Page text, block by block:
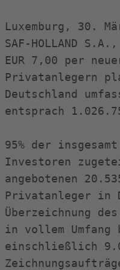
Luxemburg, 30.
SAF-HOLLAND
EUR 7,00 per
Privatanlegern
Deutschland
entsprach
95% der
Investoren
angebotenen
Privatanleger in
Überzeichnung
in vollem
einschließlich